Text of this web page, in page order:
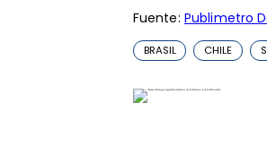
Fuente: Publimetro
BRASIL CHILE